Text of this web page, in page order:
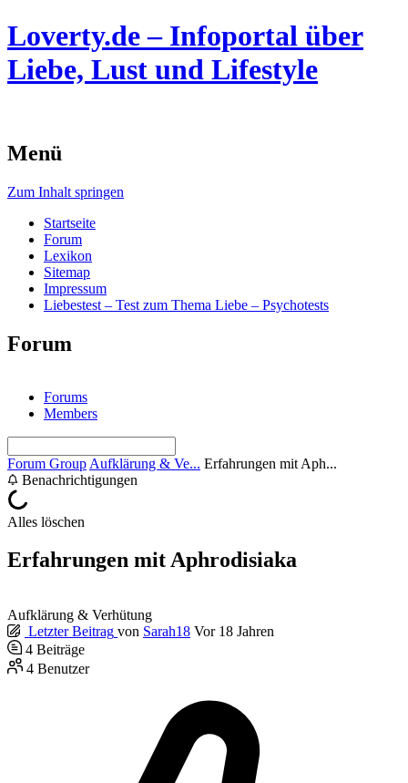
Loverty.de – Infoportal über
Liebe, Lust und Lifestyle
Menü
Zum Inhalt springen
Startseite
Forum
Lexikon
Sitemap
Impressum
Liebestest – Test zum Thema Liebe – Psychotests
Forum
Forums
Members
Forum Group Aufklärung & Ve... Erfahrungen mit Aph...
Benachrichtigungen
Alles löschen
Erfahrungen mit Aphrodisiaka
Aufklärung & Verhütung
Letzter Beitrag von Sarah18 Vor 18 Jahren
4 Beiträge
4 Benutzer